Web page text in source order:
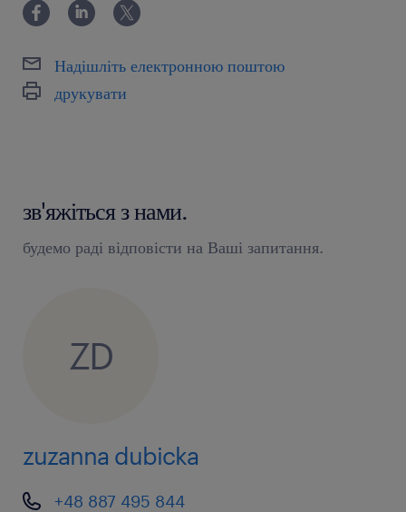
Надішліть електронною поштою
друкувати
зв'яжіться з нами.
будемо раді відповісти на Ваші запитання.
ZD
zuzanna dubicka
+48 887 495 844